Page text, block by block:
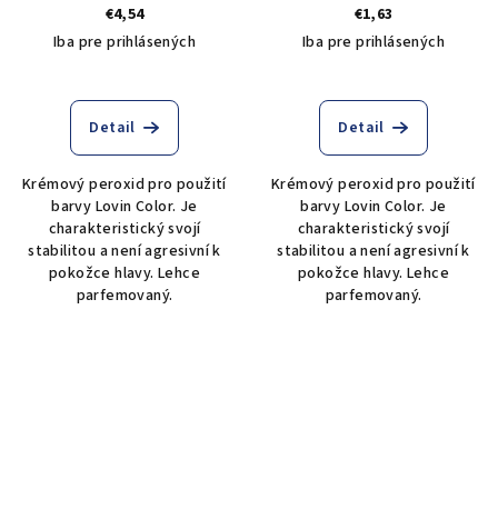
€4,54
Iba pre prihlásených
Detail
Krémový peroxid pro použití
barvy Lovin Color. Je
charakteristický svojí
stabilitou a není agresivní k
pokožce hlavy. Lehce
parfemovaný.
€1,63
Iba pre prihlásených
Detail
Krémový peroxid pro použití
barvy Lovin Color. Je
charakteristický svojí
stabilitou a není agresivní k
pokožce hlavy. Lehce
parfemovaný.